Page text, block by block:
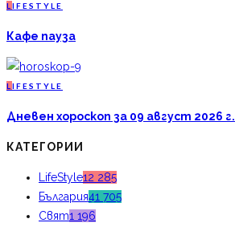
L IFESTYLE
Кафе пауза
L IFESTYLE
Дневен хороскоп за 09 август 2026 г.
КАТЕГОРИИ
LifeStyle12 285
България41 705
Свят1 196